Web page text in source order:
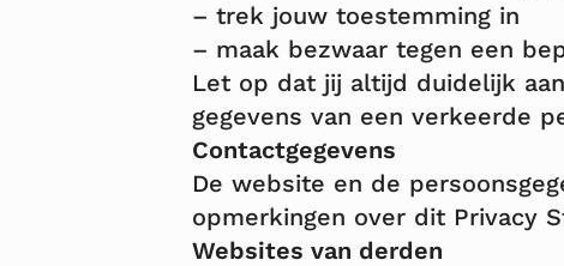
– trek jouw toestemming in
– maak bezwaar tegen een
Let op dat jij altijd duidelijk
gegevens van een verkeerde
Contactgegevens
De website en de
opmerkingen over dit Privacy
Websites van derden